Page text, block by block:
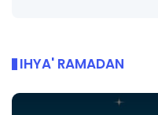
IHYA' RAMADAN